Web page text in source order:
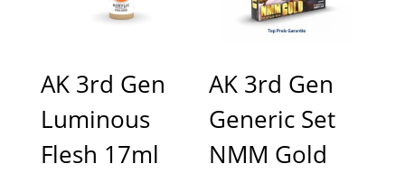
AK 3rd Gen
Luminous
Flesh 17ml
AK 3rd Gen
Generic Set
NMM Gold